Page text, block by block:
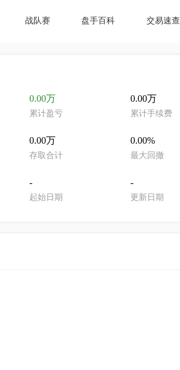
战队赛 盘手百科 交易速查
0.00万
累计盈亏
0.00万
累计手续费
0.00万
存取合计
0.00%
最大回撤
-
起始日期
-
更新日期